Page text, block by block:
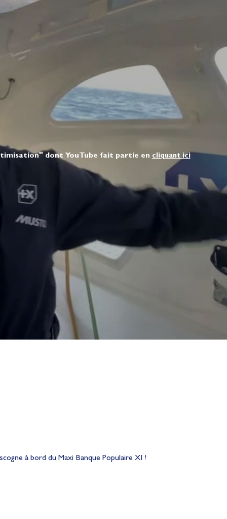
dont YouTube fait partie en cliquant ici
à bord du Maxi Banque Populaire XI !